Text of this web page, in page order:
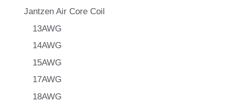
Jantzen Air Core Coil
13AWG
14AWG
15AWG
17AWG
18AWG